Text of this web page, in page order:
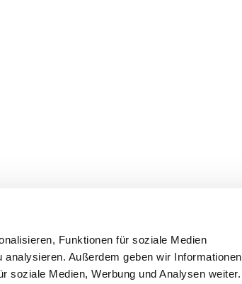
Funktionen für soziale Medien
Außerdem geben wir Informationen
soziale Medien, Werbung und Analysen weiter.